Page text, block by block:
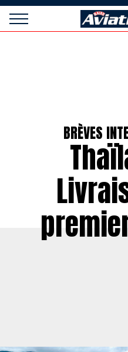
Raids
BRÈVES
Panneau de gestion des